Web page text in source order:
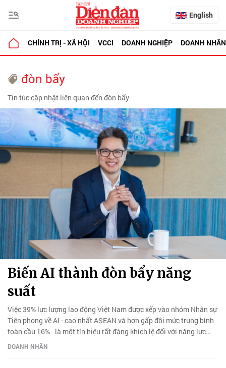
English
CHÍNH TRỊ - XÃ HỘI VCCI DOANH NGHIỆP DOANH NHÂN
đòn bẩy
Tin tức cập nhật liên quan đến đòn bẩy
Biến AI thành đòn bẩy năng
suất
Việc 39% lực lượng lao động Việt Nam được xếp vào nhóm Nhân sự
Tiên phong về AI - cao nhất ASEAN và hơn gấp đôi mức trung bình
toàn cầu 16% - là một tín hiệu rất đáng khích lệ đối với năng lực
cạnh tranh trong tương lai của Việt Nam.
DOANH NHÂN